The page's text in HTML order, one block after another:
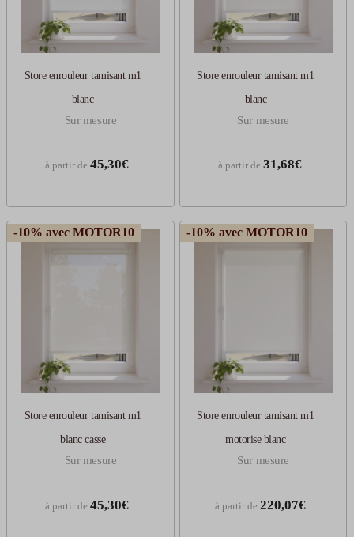
Store enrouleur tamisant m1
blanc
Sur mesure
à partir de 45,30€
Store enrouleur tamisant m1
blanc
Sur mesure
à partir de 31,68€
-10% avec MOTOR10
Store enrouleur tamisant m1
blanc casse
Sur mesure
à partir de 45,30€
-10% avec MOTOR10
Store enrouleur tamisant m1
motorise blanc
Sur mesure
à partir de 220,07€